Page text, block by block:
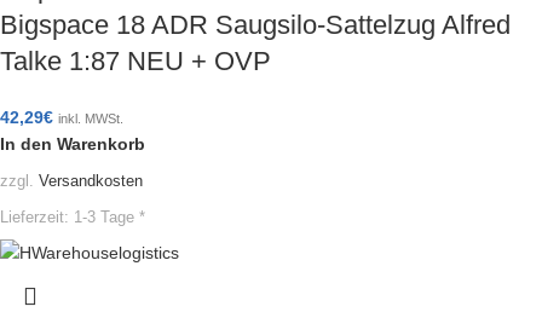
Bigspace 18 ADR Saugsilo-Sattelzug Alfred
Talke 1:87 NEU + OVP
42,29€ inkl. MWSt.
In den Warenkorb
zzgl. Versandkosten
Lieferzeit: 1-3 Tage *